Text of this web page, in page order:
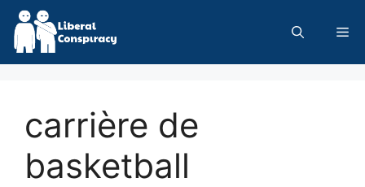
Skip
content
carrière de
basketball